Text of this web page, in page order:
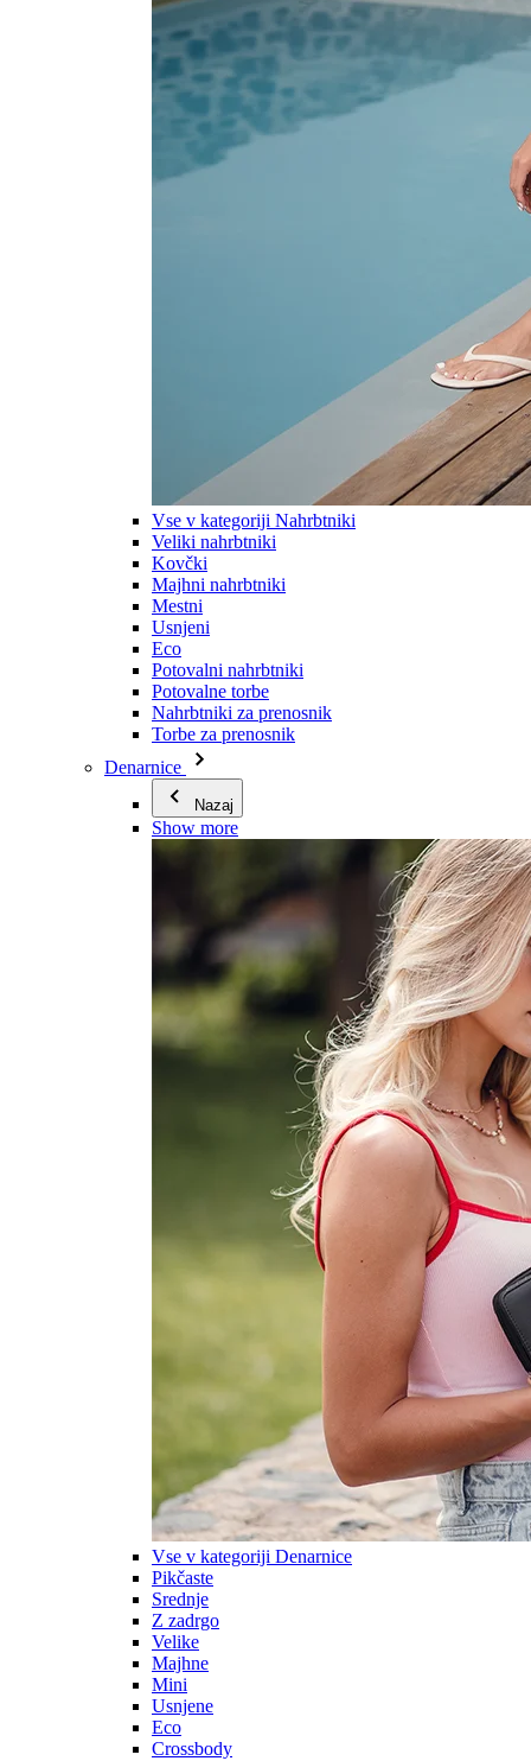
Vse v kategoriji Nahrbtniki
Veliki nahrbtniki
Kovčki
Majhni nahrbtniki
Mestni
Usnjeni
Eco
Potovalni nahrbtniki
Potovalne torbe
Nahrbtniki za prenosnik
Torbe za prenosnik
Denarnice
Nazaj
Show more
Vse v kategoriji Denarnice
Pikčaste
Srednje
Z zadrgo
Velike
Majhne
Mini
Usnjene
Eco
Crossbody